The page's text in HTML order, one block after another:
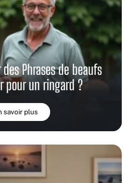
Phrases de beaufs
pour un ringard ?
savoir plus